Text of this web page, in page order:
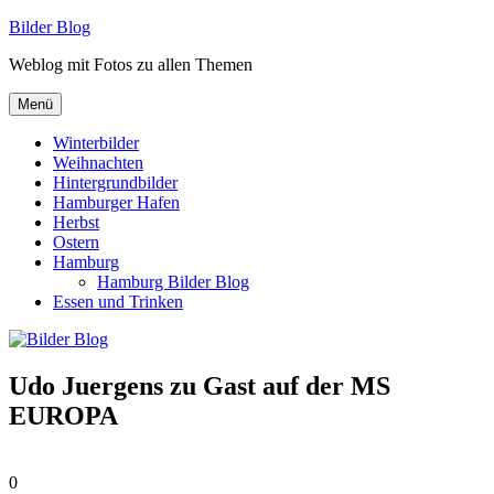
Zum
springen
Bilder Blog
Weblog mit Fotos zu allen Themen
Menü
Winterbilder
Weihnachten
Hintergrundbilder
Hamburger Hafen
Herbst
Ostern
Hamburg
Hamburg Bilder Blog
Essen und Trinken
Udo Juergens zu Gast auf der MS
EUROPA
0